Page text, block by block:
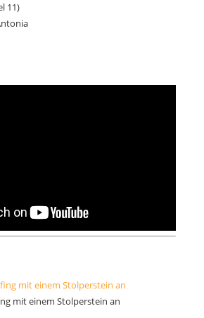
11)
mit einem Stolperstein an